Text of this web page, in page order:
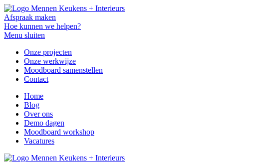
Afspraak maken
Hoe kunnen we helpen?
Menu sluiten
Onze projecten
Onze werkwijze
Moodboard samenstellen
Contact
Home
Blog
Over ons
Demo dagen
Moodboard workshop
Vacatures